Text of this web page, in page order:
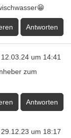
Antworten
12.03.24 um 14:41
zum
Antworten
29.12.23 um 18:17